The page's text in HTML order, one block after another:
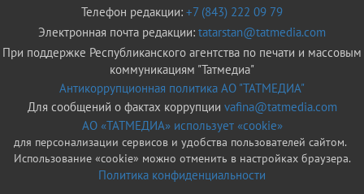
Телефон редакции: +7 (843) 222 09 79
Электронная почта редакции: tatarstan@tatmedia.com
При поддержке Республиканского агентства по печати и массовым
коммуникациям "Татмедиа"
Антикоррупционная политика АО "ТАТМЕДИА"
Для сообщений о фактах коррупции vafina@tatmedia.com
АО «ТАТМЕДИА» использует «cookie»
для персонализации сервисов и удобства пользователей сайтом.
Использование «cookie» можно отменить в настройках браузера.
Политика конфиденциальности